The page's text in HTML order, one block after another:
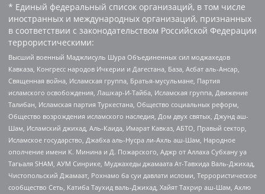
* Единый федеральный список организаций, в том числе
иностранных и международных организаций, признанных
в соответствии с законодательством Российской Федерации
террористическими:
Высший военный Маджлисуль Шура Объединенных сил моджахедов
Кавказа, Конгресс народов Ичкерии и Дагестана, База, Асбат аль-Ансар,
Священная война, Исламская группа, Братья-мусульмане, Партия
исламского освобождения, Лашкар-И-Тайба, Исламская группа, Движение
Талибан, Исламская партия Туркестана, Общество социальных реформ,
Общество возрождения исламского наследия, Дом двух святых, Джунд аш-
Шам, Исламский джихад, Аль-Каида, Имарат Кавказ, АБТО, Правый сектор,
Исламское государство, Джабха аль-Нусра ли-Ахль аш-Шам, Народное
ополчение имени К. Минина и Д. Пожарского, Аджр от Аллаха Субхану уа
Тагьаля SHAM, АУМ Синрике, Муджахеды джамаата Ат-Тавхида Валь-Джихад,
Чистопольский Джамаат, Рохнамо ба суи давлати исломи, Террористическое
сообщество Сеть, Катиба Таухид валь-Джихад, Хайят Тахрир аш-Шам, Ахлю